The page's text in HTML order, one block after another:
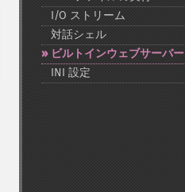
I/O ストリーム
対話シェル
ビルトインウェブサーバー
INI 設定